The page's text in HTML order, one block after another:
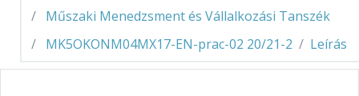
Műszaki Menedzsment és Vállalkozási Tanszék
MK5OKONM04MX17-EN-prac-02 20/21-2
Leírás